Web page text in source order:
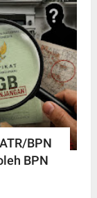
BPN
BPN